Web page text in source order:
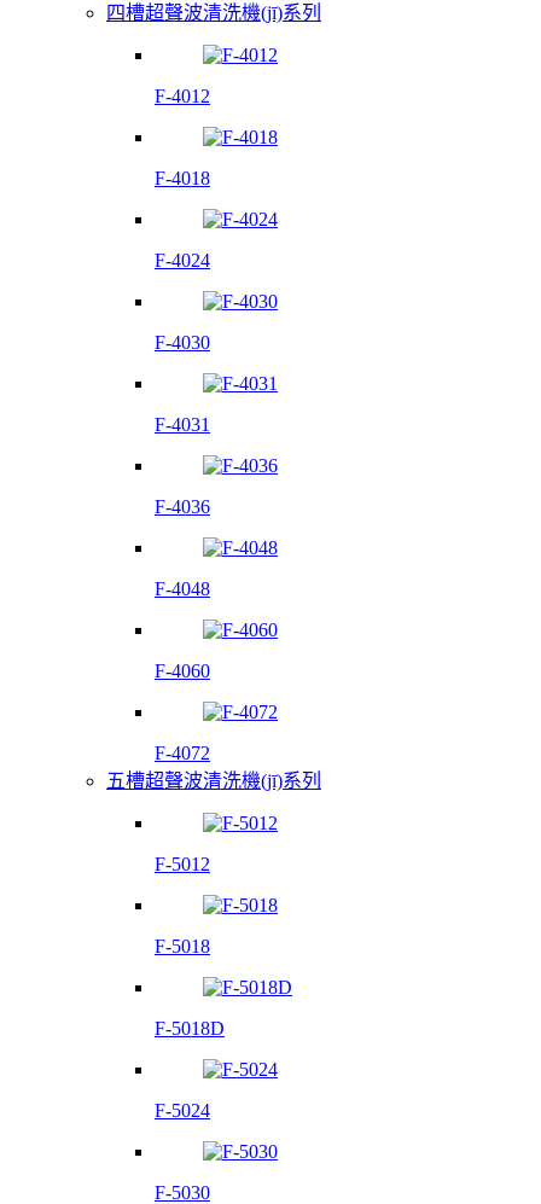
四槽超聲波清洗機(jī)系列
F-4012
F-4018
F-4024
F-4030
F-4031
F-4036
F-4048
F-4060
F-4072
五槽超聲波清洗機(jī)系列
F-5012
F-5018
F-5018D
F-5024
F-5030